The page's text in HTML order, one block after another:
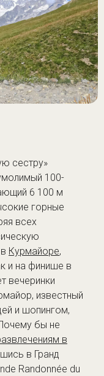
сестру»
100-
6 100 м
горные
всех
Курмайоре,
и на финише в
вечеринки
известный
и шопингом,
бы не
в
в Гранд
Randonnée du